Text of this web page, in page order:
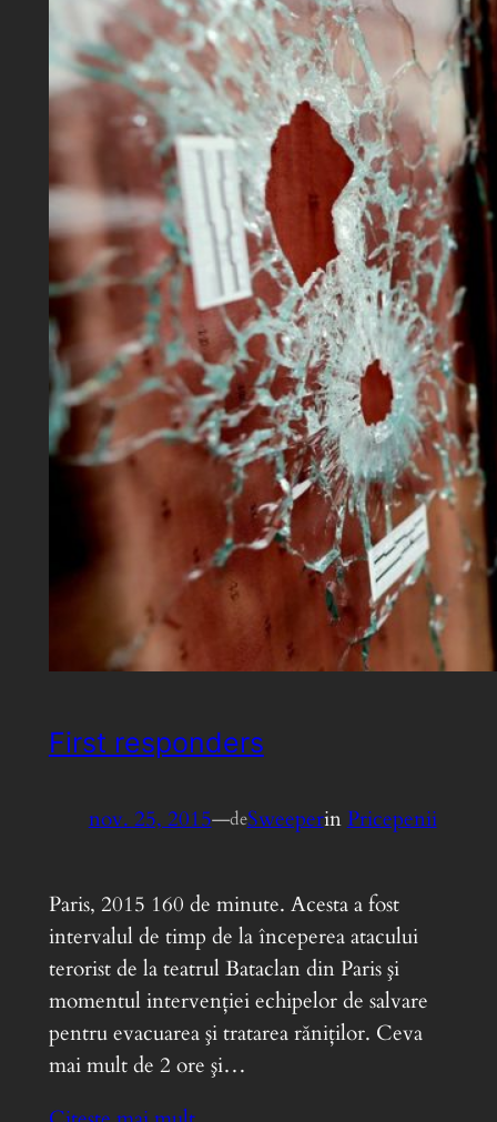
First responders
nov. 25, 2015—deSweeperinPricepenii
Paris, 2015 160 de minute. Acesta a fost
intervalul de timp de la începerea atacului
terorist de la teatrul Bataclan din Paris şi
momentul intervenţiei echipelor de salvare
pentru evacuarea şi tratarea răniţilor. Ceva
mai mult de 2 ore şi…